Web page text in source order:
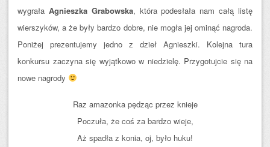
wygrała Agnieszka Grabowska, która podesłała nam całą listę
wierszyków, a że były bardzo dobre, nie mogła jej ominąć nagroda.
Poniżej prezentujemy jedno z dzieł Agnieszki. Kolejna tura
konkursu zaczyna się wyjątkowo w niedzielę. Przygotujcie się na
nowe nagrody
Raz amazonka pędząc przez knieje
Poczuła, że coś za bardzo wieje,
Aż spadła z konia, oj, było huku!